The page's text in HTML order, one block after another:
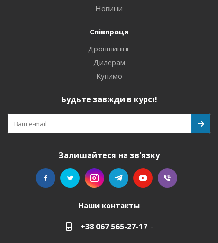
Новини
Співпраця
Дропшипінг
Дилерам
Купимо
Будьте завжди в курсі!
Залишайтеся на зв'язку
Наши контакты
+38 067 565-27-17